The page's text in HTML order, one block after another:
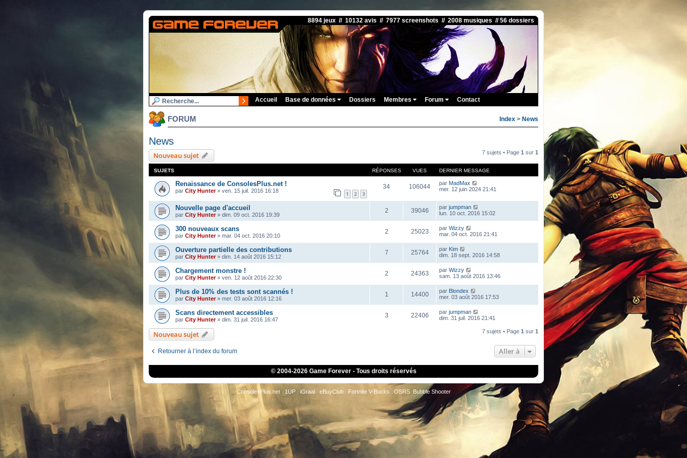
8894 jeux // 10132 avis // 7977 screenshots // 2008 musiques // 56 dossiers
Accueil Base de données Dossiers Membres Forum Contact
FORUM Index > News
News
Nouveau sujet 7 sujets • Page 1 sur 1
SUJETS RÉPONSES VUES DERNIER MESSAGE
Renaissance de ConsolesPlus.net !
par City Hunter» ven. 15 juil. 2016 16:18 1 2 3
34 106044 par MadMax
mer. 12 juin 2024 21:41
Nouvelle page d'accueil
par City Hunter» dim. 09 oct. 2016 19:39
2 39046 par jumpman
lun. 10 oct. 2016 15:02
300 nouveaux scans
par City Hunter» mar. 04 oct. 2016 20:10
2 25023 par Wizzy
mar. 04 oct. 2016 21:41
Ouverture partielle des contributions
par City Hunter» dim. 14 août 2016 15:12
7 25764 par Kim
dim. 18 sept. 2016 14:58
Chargement monstre !
par City Hunter» ven. 12 août 2016 22:30
2 24363 par Wizzy
sam. 13 août 2016 13:46
Plus de 10% des tests sont scannés !
par City Hunter» mer. 03 août 2016 12:16
1 14400 par Blondex
mer. 03 août 2016 17:53
Scans directement accessibles
par City Hunter» dim. 31 juil. 2016 16:47
3 22406 par jumpman
dim. 31 juil. 2016 21:41
Nouveau sujet 7 sujets • Page 1 sur 1
Retourner à l’index du forum Aller à
© 2004-2026 Game Forever - Tous droits réservés
ConsolesPlus.net 1UP iGraal eBuyClub Fortnite V-Bucks OSRS Bubble Shooter